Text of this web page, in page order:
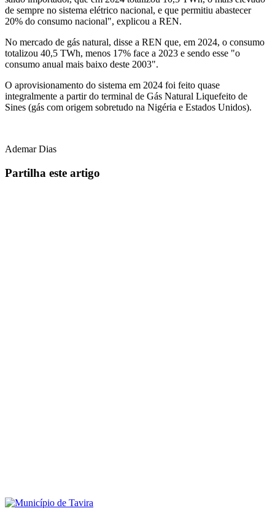
de sempre no sistema elétrico nacional, e que permitiu abastecer
20% do consumo nacional", explicou a REN.
No mercado de gás natural, disse a REN que, em 2024, o consumo
totalizou 40,5 TWh, menos 17% face a 2023 e sendo esse "o
consumo anual mais baixo deste 2003".
O aprovisionamento do sistema em 2024 foi feito quase
integralmente a partir do terminal de Gás Natural Liquefeito de
Sines (gás com origem sobretudo na Nigéria e Estados Unidos).
Ademar Dias
Partilha este artigo